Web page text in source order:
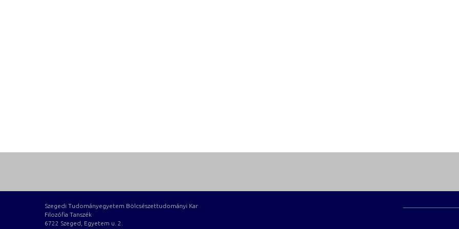
Szegedi Tudományegyetem Bölcsészettudományi Kar
Filozófia Tanszék
6722 Szeged, Egyetem u. 2.